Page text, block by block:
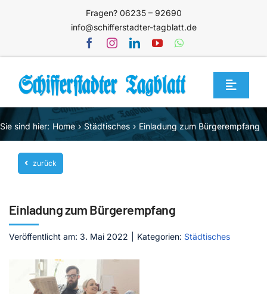
Fragen? 06235 – 92690
info@schifferstadter-tagblatt.de
Toggle
Home
Themen
Blog
Service
Mediathek
Jetzt abonnieren
Kontakt
Sie sind hier: Home Städtisches Einladung zum Bürgerempfang
zurück
Einladung zum Bürgerempfang
Veröffentlicht am: 3. Mai 2022 Kategorien: Städtisches